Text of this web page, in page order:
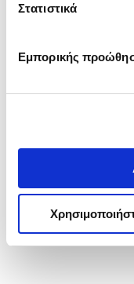
Στατιστικά
Εμπορικής